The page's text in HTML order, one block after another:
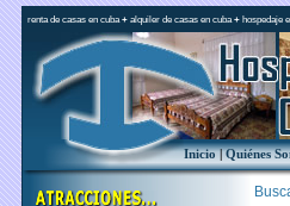
renta de casas en cuba+ alquiler de casas en cuba+ hospedaje
Inicio|Quiénes